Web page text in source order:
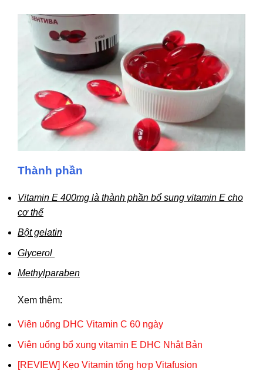
Thành phần
Vitamin E 400mg là thành phần bổ sung vitamin E cho
cơ thể
Bột gelatin
Glycerol
Methylparaben
Xem thêm:
Viên uống DHC Vitamin C 60 ngày
Viên uống bổ xung vitamin E DHC Nhật Bản
[REVIEW] Kẹo Vitamin tổng hợp Vitafusion